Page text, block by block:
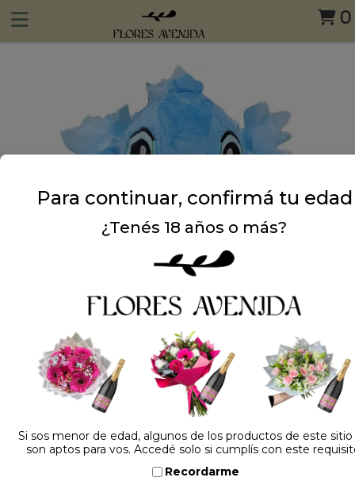
0
Dejá tu opinión
Para continuar, confirmá tu edad
¿Tenés 18 años o más?
Si sos menor de edad, algunos de los productos de este
son aptos para vos. Accedé solo si cumplís con este
Recordarme